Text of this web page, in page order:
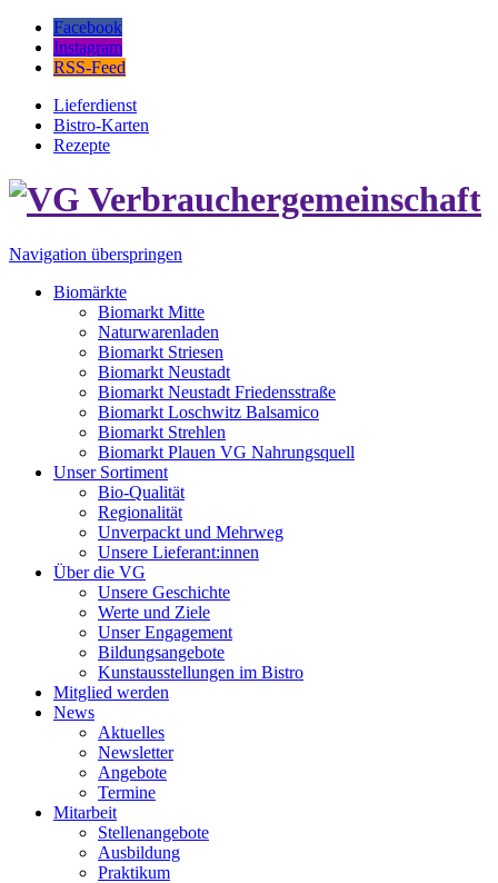
Facebook
Instagram
RSS-Feed
Lieferdienst
Bistro-Karten
Rezepte
Navigation überspringen
Biomärkte
Biomarkt Mitte
Naturwarenladen
Biomarkt Striesen
Biomarkt Neustadt
Biomarkt Neustadt Friedensstraße
Biomarkt Loschwitz Balsamico
Biomarkt Strehlen
Biomarkt Plauen VG Nahrungsquell
Unser Sortiment
Bio-Qualität
Regionalität
Unverpackt und Mehrweg
Unsere Lieferant:innen
Über die VG
Unsere Geschichte
Werte und Ziele
Unser Engagement
Bildungsangebote
Kunstausstellungen im Bistro
Mitglied werden
News
Aktuelles
Newsletter
Angebote
Termine
Mitarbeit
Stellenangebote
Ausbildung
Praktikum